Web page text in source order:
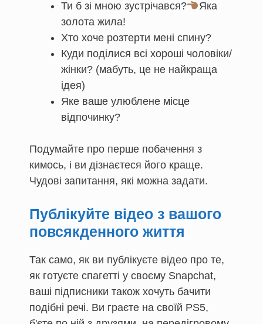
Ти б зі мною зустрічався?
Яка
золота жила!
Хто хоче розтерти мені спину?
Куди поділися всі хороші чоловіки/
жінки? (мабуть, це не найкраща
ідея)
Яке ваше улюблене місце
відпочинку?
Подумайте про перше побачення з
кимось, і ви дізнаєтеся його краще.
Чудові запитання, які можна задати.
Публікуйте відео з вашого
повсякденного життя
Так само, як ви публікуєте відео про те,
як готуєте спагетті у своєму Snapchat,
ваші підписники також хочуть бачити
подібні речі. Ви граєте на своїй PS5,